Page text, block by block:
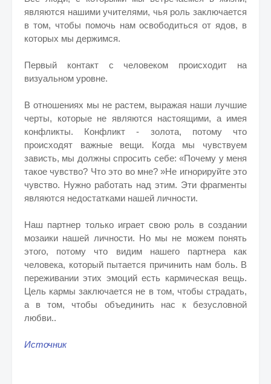
являются нашими учителями, чья роль заключается
в том, чтобы помочь нам освободиться от ядов, в
которых мы держимся.
Первый контакт с человеком происходит на
визуальном уровне.
В отношениях мы не растем, выражая наши лучшие
черты, которые не являются настоящими, а имея
конфликты. Конфликт - золота, потому что
происходят важные вещи. Когда мы чувствуем
зависть, мы должны спросить себе: «Почему у меня
такое чувство? Что это во мне? »Не игнорируйте это
чувство. Нужно работать над этим. Эти фрагменты
являются недостатками нашей личности.
Наш партнер только играет свою роль в создании
мозаики нашей личности. Но мы не можем понять
этого, потому что видим нашего партнера как
человека, который пытается причинить нам боль. В
переживании этих эмоций есть кармическая вещь.
Цель кармы заключается не в том, чтобы страдать,
а в том, чтобы объединить нас к безусловной
любви..
Источник